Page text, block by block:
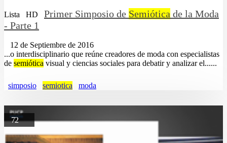
Lista HD Primer Simposio de Semiótica de la Moda
- Parte 1
12 de Septiembre de 2016
...o interdisciplinario que reúne creadores de moda con especialistas
de semiótica visual y ciencias sociales para debatir y analizar el......
simposio semiotica moda
72